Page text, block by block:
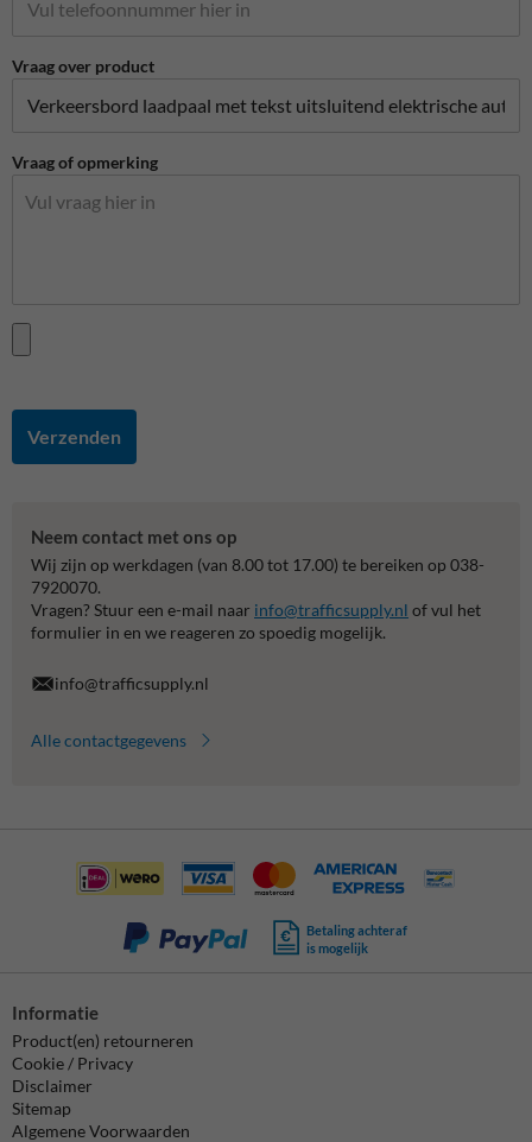
Vraag over product
Vraag of opmerking
Verzenden
Neem contact met ons op
Wij zijn op werkdagen (van 8.00 tot 17.00) te bereiken op 038-
7920070.
Vragen? Stuur een e-mail naar info@trafficsupply.nl of vul het
formulier in en we reageren zo spoedig mogelijk.
info@trafficsupply.nl
Alle contactgegevens
Betaling achteraf
is mogelijk
Informatie
Product(en) retourneren
Cookie / Privacy
Disclaimer
Sitemap
Algemene Voorwaarden